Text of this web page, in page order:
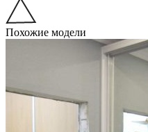
Похожие модели